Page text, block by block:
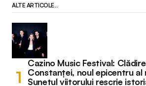
ALTE ARTICOLE...
Cazino Music Festival:
Constanței, noul epicentru al
Sunetul viitorului rescrie